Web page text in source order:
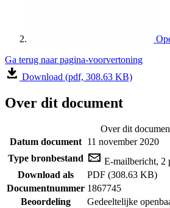
Ga terug naar pagina-voorvertoning
Download (pdf, 308.63 KB)
Over dit document
Over dit
Datum document 11 november 2020
Type bronbestand
E-mailbericht, 2
Download als
PDF (308.63 KB)
Documentnummer 1867745
Beoordeling
Gedeeltelijke